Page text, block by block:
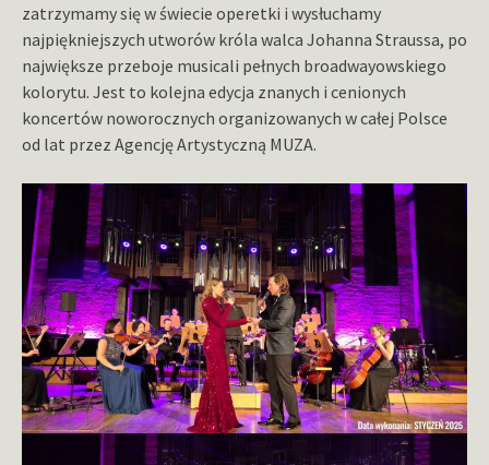
zatrzymamy się w świecie operetki i wysłuchamy
najpiękniejszych utworów króla walca Johanna Straussa, po
największe przeboje musicali pełnych broadwayowskiego
kolorytu. Jest to kolejna edycja znanych i cenionych
koncertów noworocznych organizowanych w całej Polsce
od lat przez Agencję Artystyczną MUZA.